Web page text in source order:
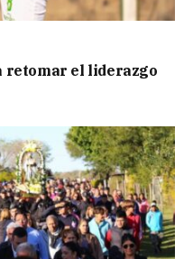
retomar el liderazgo